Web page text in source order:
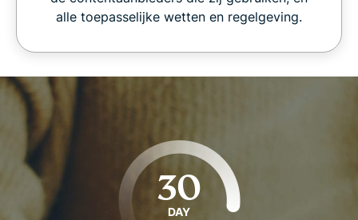
alle toepasselijke wetten en regelgeving.
30
DAY